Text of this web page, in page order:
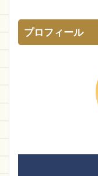
プロフィール